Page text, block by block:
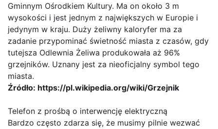
Gminnym Ośrodkiem Kultury. Ma on około 3 m
wysokości i jest jednym z największych w Europie i
jedynym w kraju. Duży żeliwny kaloryfer ma za
zadanie przypominać świetność miasta z czasów, gdy
tutejsza Odlewnia Żeliwa produkowała aż 96%
grzejników. Uznany jest za nieoficjalny symbol tego
miasta.
Źródło: https://pl.wikipedia.org/wiki/Grzejnik
Telefon z prośbą o interwencję elektryczną
Bardzo często zdarza się, że musimy pilnie wezwać